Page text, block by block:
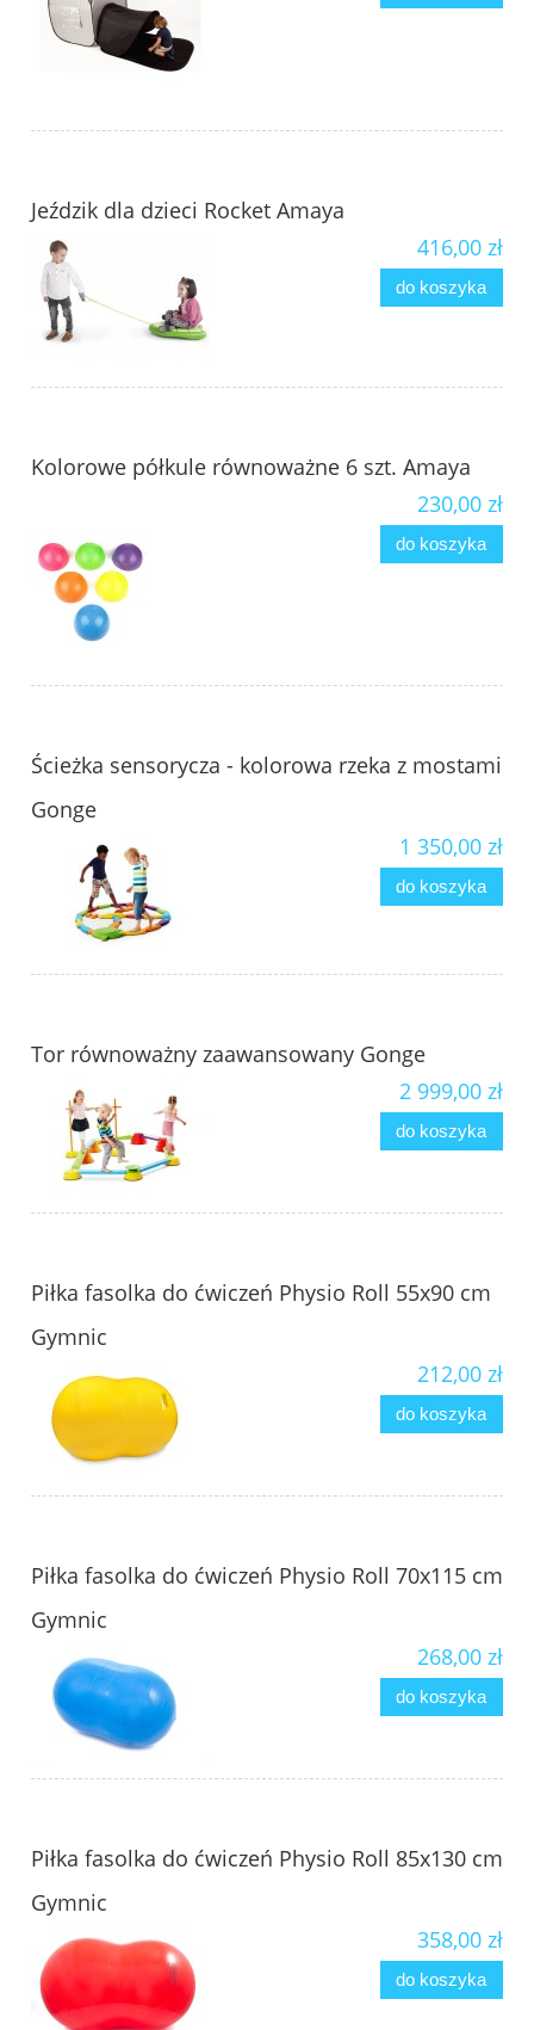
Jeździk dla dzieci Rocket Amaya
416,00 zł
do koszyka
Kolorowe półkule równoważne 6 szt. Amaya
230,00 zł
do koszyka
Ścieżka sensorycza - kolorowa rzeka z mostami
Gonge
1 350,00 zł
do koszyka
Tor równoważny zaawansowany Gonge
2 999,00 zł
do koszyka
Piłka fasolka do ćwiczeń Physio Roll 55x90 cm
Gymnic
212,00 zł
do koszyka
Piłka fasolka do ćwiczeń Physio Roll 70x115 cm
Gymnic
268,00 zł
do koszyka
Piłka fasolka do ćwiczeń Physio Roll 85x130 cm
Gymnic
358,00 zł
do koszyka